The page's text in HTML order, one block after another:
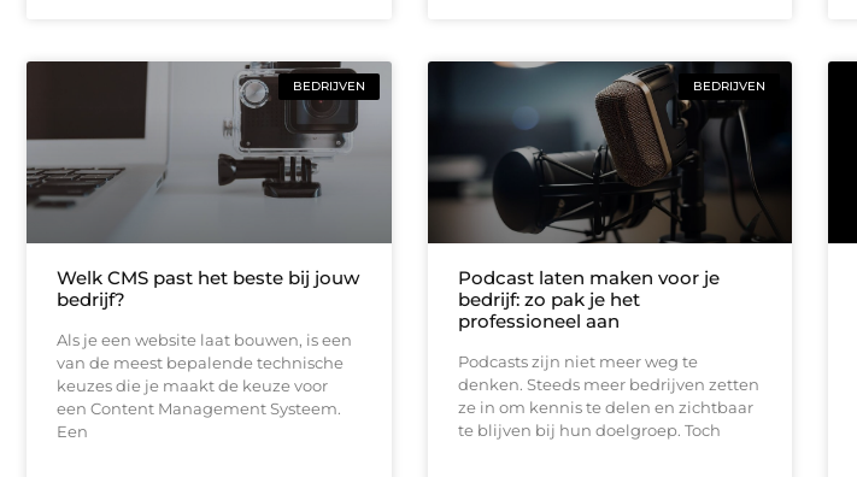
BEDRIJVEN
Welk CMS past het beste bij jouw
bedrijf?
Als je een website laat bouwen, is een
van de meest bepalende technische
keuzes die je maakt de keuze voor
een Content Management Systeem.
Een
BEDRIJVEN
Podcast laten maken voor je
bedrijf: zo pak je het
professioneel aan
Podcasts zijn niet meer weg te
denken. Steeds meer bedrijven zetten
ze in om kennis te delen en zichtbaar
te blijven bij hun doelgroep. Toch